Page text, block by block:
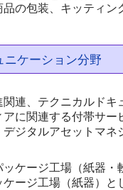
品の包装、キッティン
ニケーション分野
関連、テクニカルドキ
アに関連する付帯サ
デジタルアセットマネ
ッケージ工場（紙器
ケージ工場（紙器）と